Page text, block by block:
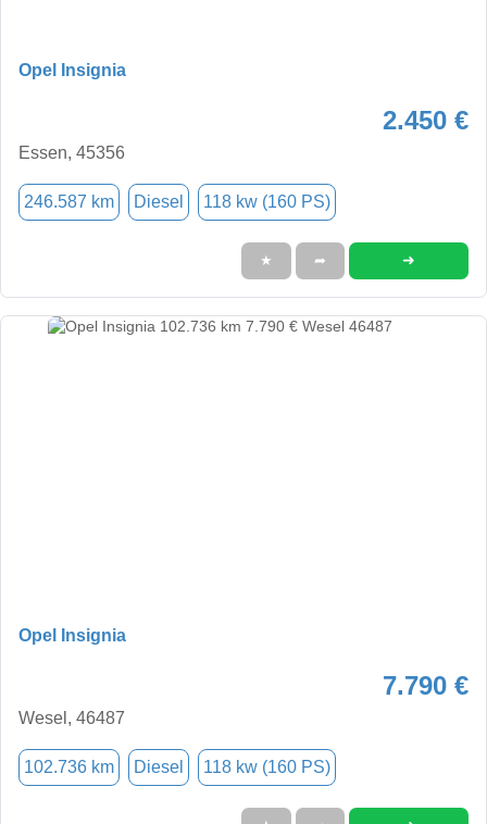
Opel Insignia
2.450 €
Essen, 45356
246.587 km Diesel 118 kw (160 PS)
★ ➦ ➜
Opel Insignia
7.790 €
Wesel, 46487
102.736 km Diesel 118 kw (160 PS)